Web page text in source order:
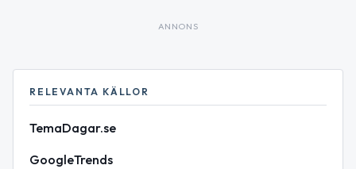
ANNONS
RELEVANTA KÄLLOR
TemaDagar.se
GoogleTrends